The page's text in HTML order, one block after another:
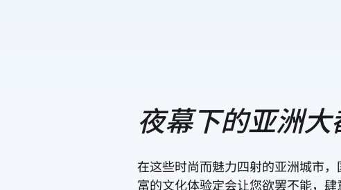
夜幕下的亚洲大
在这些时尚而魅力四射的亚洲城市
富的文化体验定会让您欲罢不能，肆